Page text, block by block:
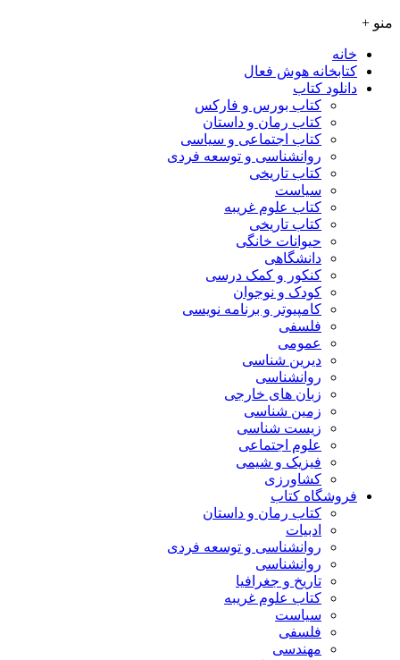
منو +
خانه
کتابخانه هوش فعال
دانلود کتاب
کتاب بورس و فارکس
کتاب رمان و داستان
کتاب اجتماعی و سیاسی
روانشناسی و توسعه فردی
کتاب تاریخی
سیاست
کتاب علوم غریبه
کتاب تاریخی
حیوانات خانگی
دانشگاهی
کنکور و کمک‌ درسی
کودک و نوجوان
کامپیوتر و برنامه نویسی
فلسفی
عمومی
دیرین شناسی
روانشناسی
زبان های خارجی
زمین شناسی
زیست شناسی
علوم اجتماعی
فیزیک و شیمی
کشاورزی
فروشگاه کتاب
کتاب رمان و داستان
ادبیات
روانشناسی و توسعه فردی
روانشناسی
تاریخ و جغرافیا
کتاب علوم غریبه
سیاست
فلسفی
مهندسی